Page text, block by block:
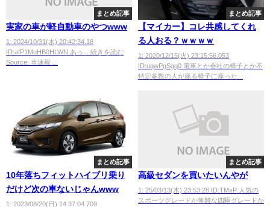
まとめ記事
実家の車が軽自動車のやつwww
1: 2024/10/31(木) 20:42:34.18
ID:afP1MoHB0HLWN あっ... 続きを読む
Source: 車速報 ...
まとめ記事
【マイカー】コレ共感してくれ
る人おる？ｗｗｗｗ
1: 2020/12/15(火) 23:15:56.053
ID:uqwPgSgq0 電車とか会社の椅子とか不
特定多数の人が座る椅子に座った...
まとめ記事
10年落ちフィットハイブリ乗り
だけど次の車ないじゃんwww
1: 2023/08/20(日) 14:37:04.709
まとめ記事
高級セダンを買いたいんやが
1: 25/03/13(木) 23:53:28 ID:TMxP 人気の
スポーツグレードか無難な四駆グレードか